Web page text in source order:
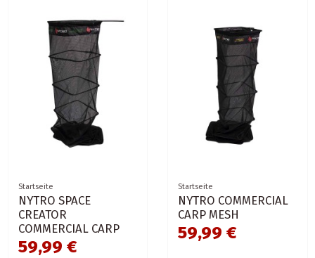
Startseite
NYTRO SPACE
CREATOR
COMMERCIAL CARP
59,99 €
Startseite
NYTRO COMMERCIAL
CARP MESH
59,99 €